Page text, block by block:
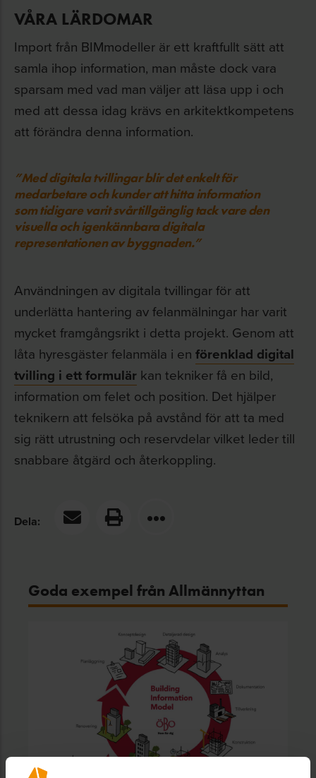
VÅRA LÄRDOMAR
Import från BIMmodeller är ett kraftfullt sätt att
samla ihop information, man måste dock vara
sparsam med vad man väljer att läsa upp i och
med att dessa idag krävs en arkitektkompetens
att förändra denna information.
”Med digitala tvillingar blir det enkelt för
medarbetare och kunder att hitta information
som tidigare varit svårtillgänglig tack vare den
visuella och igenkännbara digitala
representationen av byggnaden.”
Användningen av digitala tvillingar för att
underlätta hantering av felanmälningar har varit
mycket framgångsrikt i detta projekt. Genom att
låta hyresgäster felanmäla i en förenklad digital
tvilling i ett formulär kan tekniker få en bild,
information om felet och position. Det hjälper
teknikern att felsöka på avstånd för att ta med
sig rätt utrustning och reservdelar vilket leder till
snabbare åtgärd och återkoppling.
Dela:
Goda exempel från Allmännyttan